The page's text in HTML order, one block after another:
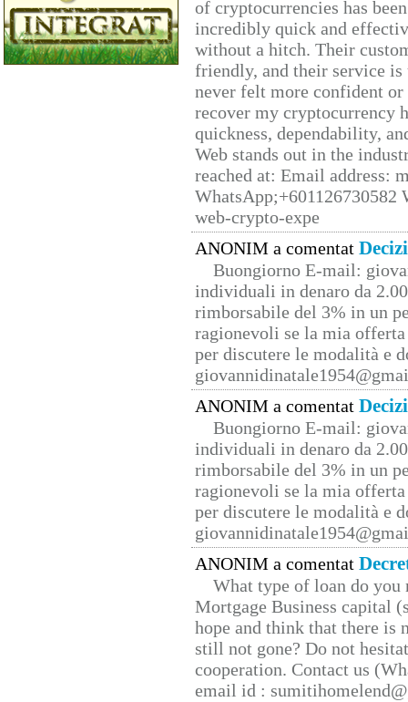
of cryptocurrencies has
incredibly quick and
without a hitch. Their
friendly, and their service
never felt more confident
recover my cryptocurrency
quickness, dependability,
Web stands out in the
reached at: Email address:
web-crypto-expe
ANONIM a comentat
Buongiorno E-mail:
individuali in denaro da
rimborsabile del 3% in un
ragionevoli se la mia
per discutere le modalità e
ANONIM a comentat
Buongiorno E-mail:
individuali in denaro da
rimborsabile del 3% in un
ragionevoli se la mia
per discutere le modalità e
ANONIM a comentat
What type of loan do you
Mortgage Business capital
hope and think that there is
still not gone? Do not
cooperation. Contact us
email id :